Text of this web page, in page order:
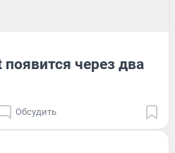
через два
Обсудить